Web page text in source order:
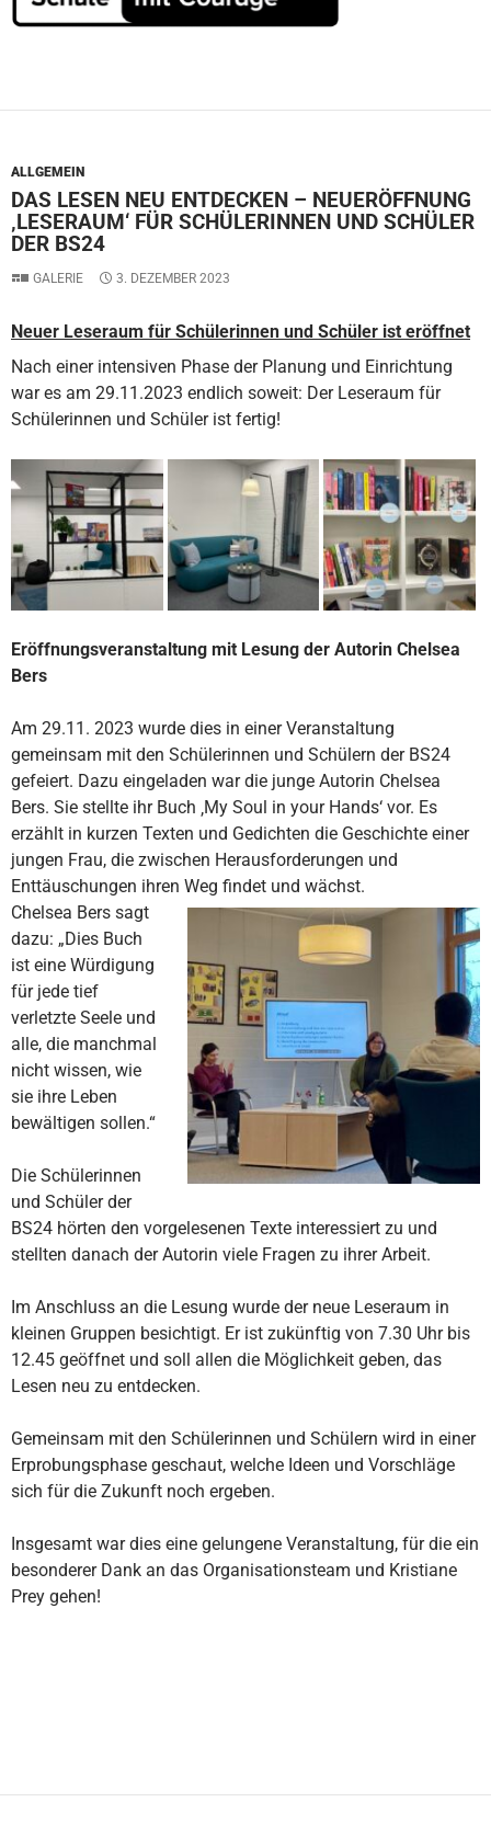
ALLGEMEIN
DAS LESEN NEU ENTDECKEN – NEUERÖFFNUNG
‚LESERAUM‘ FÜR SCHÜLERINNEN UND SCHÜLER
DER BS24
GALERIE 3. DEZEMBER 2023
Neuer Leseraum für Schülerinnen und Schüler ist eröffnet
Nach einer intensiven Phase der Planung und Einrichtung
war es am 29.11.2023 endlich soweit: Der Leseraum für
Schülerinnen und Schüler ist fertig!
Eröffnungsveranstaltung mit Lesung der Autorin Chelsea
Bers
Am 29.11. 2023 wurde dies in einer Veranstaltung
gemeinsam mit den Schülerinnen und Schülern der BS24
gefeiert. Dazu eingeladen war die junge Autorin Chelsea
Bers. Sie stellte ihr Buch ‚My Soul in your Hands‘ vor. Es
erzählt in kurzen Texten und Gedichten die Geschichte einer
jungen Frau, die zwischen Herausforderungen und
Enttäuschungen ihren Weg findet und wächst.
Chelsea Bers sagt
dazu: „Dies Buch
ist eine Würdigung
für jede tief
verletzte Seele und
alle, die manchmal
nicht wissen, wie
sie ihre Leben
bewältigen sollen.“
Die Schülerinnen
und Schüler der
BS24 hörten den vorgelesenen Texte interessiert zu und
stellten danach der Autorin viele Fragen zu ihrer Arbeit.
Im Anschluss an die Lesung wurde der neue Leseraum in
kleinen Gruppen besichtigt. Er ist zukünftig von 7.30 Uhr bis
12.45 geöffnet und soll allen die Möglichkeit geben, das
Lesen neu zu entdecken.
Gemeinsam mit den Schülerinnen und Schülern wird in einer
Erprobungsphase geschaut, welche Ideen und Vorschläge
sich für die Zukunft noch ergeben.
Insgesamt war dies eine gelungene Veranstaltung, für die ein
besonderer Dank an das Organisationsteam und Kristiane
Prey gehen!